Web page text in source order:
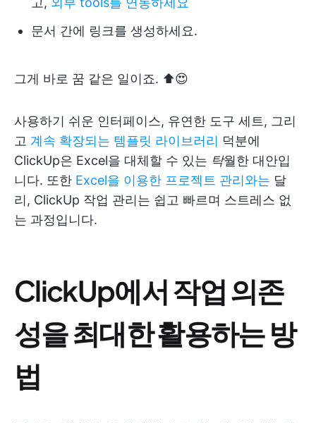
문서 간에 링크를 생성하세요.
그게 바로 꿈 같은 일이죠. ⬆️😍
사용하기 쉬운 인터페이스, 유연한 도구 세트, 그리
고 계속 확장되는 템플릿 라이브러리 덕분에
ClickUp은 Excel을 대체할 수 있는 탁월한 대안입
니다. 또한 Excel을 이용한 프로젝트 관리와는 달
리, ClickUp 작업 관리는 쉽고 빠르며 스트레스 없
는 과정입니다.
ClickUp에서 작업 의존
성을 최대한 활용하는 방
법